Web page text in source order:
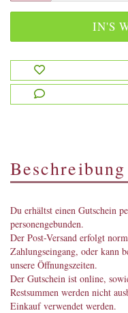
Beschreibung
Du erhältst einen Gutschein
personengebunden.
Der Post-Versand erfolgt
Zahlungseingang, oder kann
unsere Öffnungszeiten.
Der Gutschein ist online,
Restsummen werden nicht
Einkauf verwendet werden.